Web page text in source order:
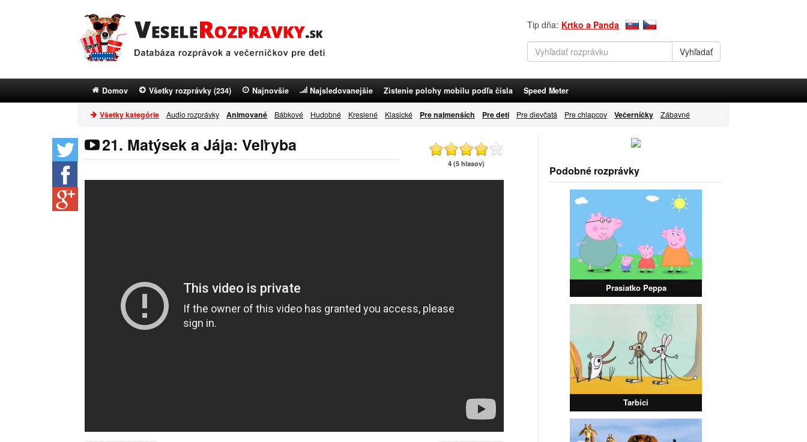
Tip dňa: Krtko a Panda
Domov Všetky rozprávky (234) Najnovšie Najsledovanejšie Zistenie polohy mobilu podľa čísla Speed Meter
Všetky kategórie Audio rozprávky Animované Bábkové Hudobné Kreslené Klasické Pre najmenších Pre deti Pre dievčatá Pre chlapcov Večerníčky Zábavné
21. Matýsek a Jája: Veľryba
4 (5 hlasov)
Podobné rozprávky
Prasiatko Peppa
Tarbíci